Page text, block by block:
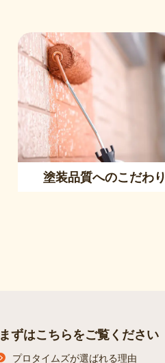
塗装品質へのこだわり
まずはこちらをご覧ください
プロタイムズが選ばれる理由